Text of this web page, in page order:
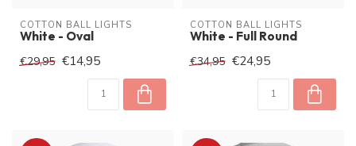
COTTON BALL LIGHTS
White - Oval
€29,95 €14,95
COTTON BALL LIGHTS
White - Full Round
€34,95 €24,95